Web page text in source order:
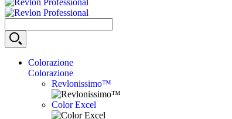
Colorazione
Colorazione
Revlonissimo™
Color Excel